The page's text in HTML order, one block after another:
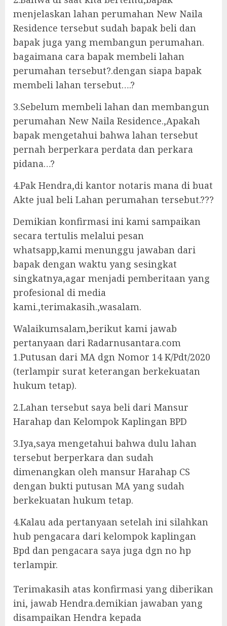
menjelaskan lahan perumahan New Naila
Residence tersebut sudah bapak beli dan
bapak juga yang membangun perumahan.
bagaimana cara bapak membeli lahan
perumahan tersebut?.dengan siapa bapak
membeli lahan tersebut….?
3.Sebelum membeli lahan dan membangun
perumahan New Naila Residence.,Apakah
bapak mengetahui bahwa lahan tersebut
pernah berperkara perdata dan perkara
pidana…?
4.Pak Hendra,di kantor notaris mana di buat
Akte jual beli Lahan perumahan tersebut.???
Demikian konfirmasi ini kami sampaikan
secara tertulis melalui pesan
whatsapp,kami menunggu jawaban dari
bapak dengan waktu yang sesingkat
singkatnya,agar menjadi pemberitaan yang
profesional di media
kami.,terimakasih.,wasalam.
Walaikumsalam,berikut kami jawab
pertanyaan dari Radarnusantara.com
1.Putusan dari MA dgn Nomor 14 K/Pdt/2020
(terlampir surat keterangan berkekuatan
hukum tetap).
2.Lahan tersebut saya beli dari Mansur
Harahap dan Kelompok Kaplingan BPD
3.Iya,saya mengetahui bahwa dulu lahan
tersebut berperkara dan sudah
dimenangkan oleh mansur Harahap CS
dengan bukti putusan MA yang sudah
berkekuatan hukum tetap.
4.Kalau ada pertanyaan setelah ini silahkan
hub pengacara dari kelompok kaplingan
Bpd dan pengacara saya juga dgn no hp
terlampir.
Terimakasih atas konfirmasi yang diberikan
ini, jawab Hendra.demikian jawaban yang
disampaikan Hendra kepada